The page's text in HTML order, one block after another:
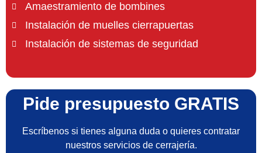
Amaestramiento de bombines
Instalación de muelles cierrapuertas
Instalación de sistemas de seguridad
Pide presupuesto GRATIS
Escríbenos si tienes alguna duda o quieres contratar
nuestros servicios de cerrajería.